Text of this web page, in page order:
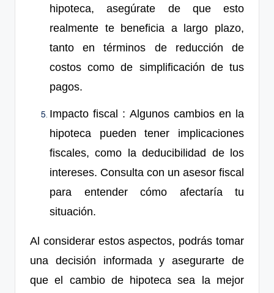
hipoteca, asegúrate de que esto
realmente te beneficia a largo plazo,
tanto en términos de reducción de
costos como de simplificación de tus
pagos.
Impacto fiscal : Algunos cambios en la
hipoteca pueden tener implicaciones
fiscales, como la deducibilidad de los
intereses. Consulta con un asesor fiscal
para entender cómo afectaría tu
situación.
Al considerar estos aspectos, podrás tomar
una decisión informada y asegurarte de
que el cambio de hipoteca sea la mejor